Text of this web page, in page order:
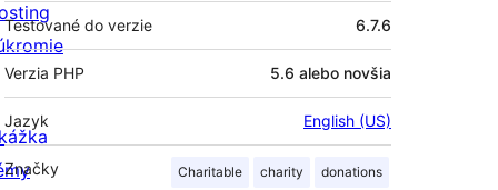
Testované do verzie 6.7.6
Verzia PHP 5.6 alebo novšia
Jazyk English (US)
Značky Charitable charity donations